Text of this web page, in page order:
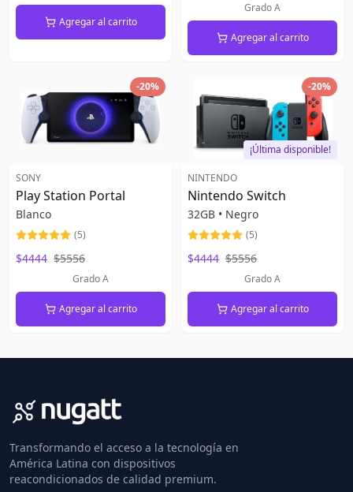
Agregar al carrito
Grado A
Agregar al carrito
-20%
SONY
Play Station Portal
Blanco
(5)
$4444 $5556
Grado A
Agregar al carrito
-20%
¡Última disponible!
NINTENDO
Nintendo Switch
32GB • Negro
(5)
$4444 $5556
Grado A
Agregar al carrito
Transformando el acceso a la tecnología en
América Latina con dispositivos
reacondicionados de calidad premium.